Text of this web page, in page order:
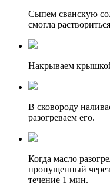
Сыпем сванскую
смогла
Накрываем
В сковороду
разогреваем его.
Когда масло
пропущенный через
течение 1 мин.